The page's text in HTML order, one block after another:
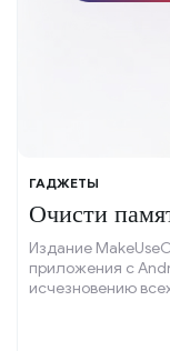
ГАДЖЕТЫ
Очисти
Издание
приложения с
исчезновению